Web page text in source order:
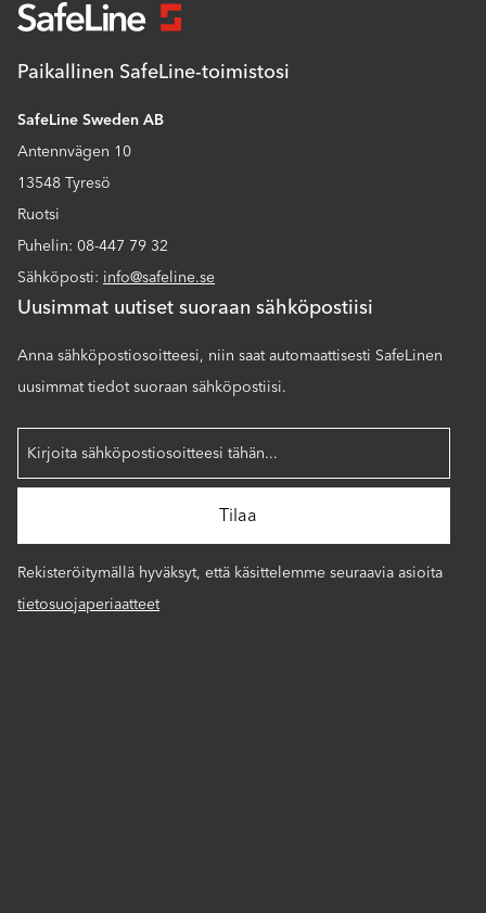
Paikallinen SafeLine-toimistosi
SafeLine Sweden AB
Antennvägen 10
13548 Tyresö
Ruotsi
Puhelin: 08-447 79 32
Sähköposti: info@safeline.se
Uusimmat uutiset suoraan sähköpostiisi
Anna sähköpostiosoitteesi, niin saat automaattisesti SafeLinen
uusimmat tiedot suoraan sähköpostiisi.
Rekisteröitymällä hyväksyt, että käsittelemme seuraavia asioita
tietosuojaperiaatteet